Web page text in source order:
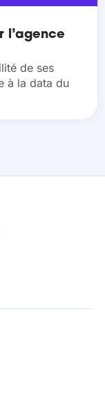
l’agence
de ses
à la data du